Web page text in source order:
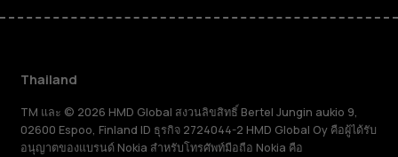
Thailand
TM และ © 2026 HMD Global สงวนลิขสิทธิ์ Bertel Jungin aukio 9,
02600 Espoo, Finland ID ธุรกิจ 2724044-2 HMD Global Oy คือผู้ได้รับ
อนุญาตของแบรนด์ Nokia สำหรับโทรศัพท์มือถือ Nokia คือ